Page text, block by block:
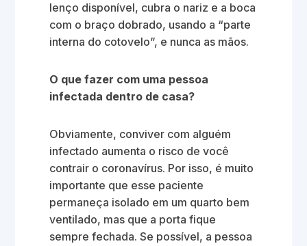
lenço disponível, cubra o nariz e a boca
com o braço dobrado, usando a “parte
interna do cotovelo”, e nunca as mãos.
O que fazer com uma pessoa
infectada dentro de casa?
Obviamente, conviver com alguém
infectado aumenta o risco de você
contrair o coronavírus. Por isso, é muito
importante que esse paciente
permaneça isolado em um quarto bem
ventilado, mas que a porta fique
sempre fechada. Se possível, a pessoa